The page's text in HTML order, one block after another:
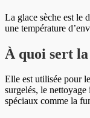
La glace sèche est le
une température
À quoi sert la
Elle est utilisée pour
surgelés, le
spéciaux comme la